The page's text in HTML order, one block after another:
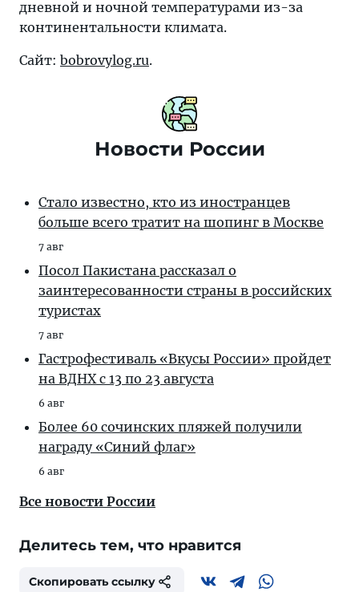
дневной и ночной температурами из-за
континентальности климата.
Сайт: bobrovylog.ru.
Новости России
Стало известно, кто из иностранцев
больше всего тратит на шопинг в Москве
7 авг
Посол Пакистана рассказал о
заинтересованности страны в российских
туристах
7 авг
Гастрофестиваль «Вкусы России» пройдет
на ВДНХ с 13 по 23 августа
6 авг
Более 60 сочинских пляжей получили
награду «Синий флаг»
6 авг
Все новости России
Делитесь тем, что нравится
Скопировать ссылку